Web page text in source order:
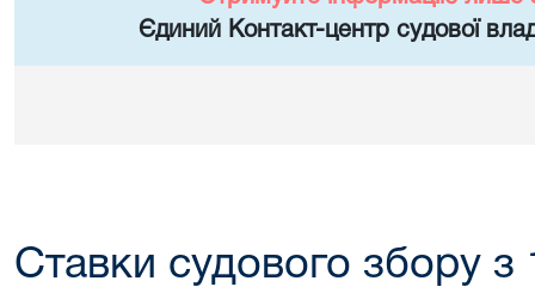
Єдиний Контакт-центр судової
Ставки судового збору з